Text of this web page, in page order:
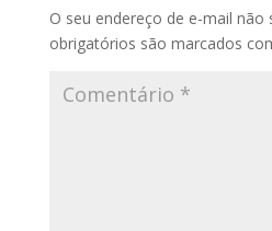
O seu endereço de e-mail não
obrigatórios são marcados